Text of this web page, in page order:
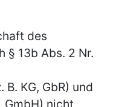
des
§ 13b Abs. 2 Nr.
KG, GbR) und
GmbH) nicht